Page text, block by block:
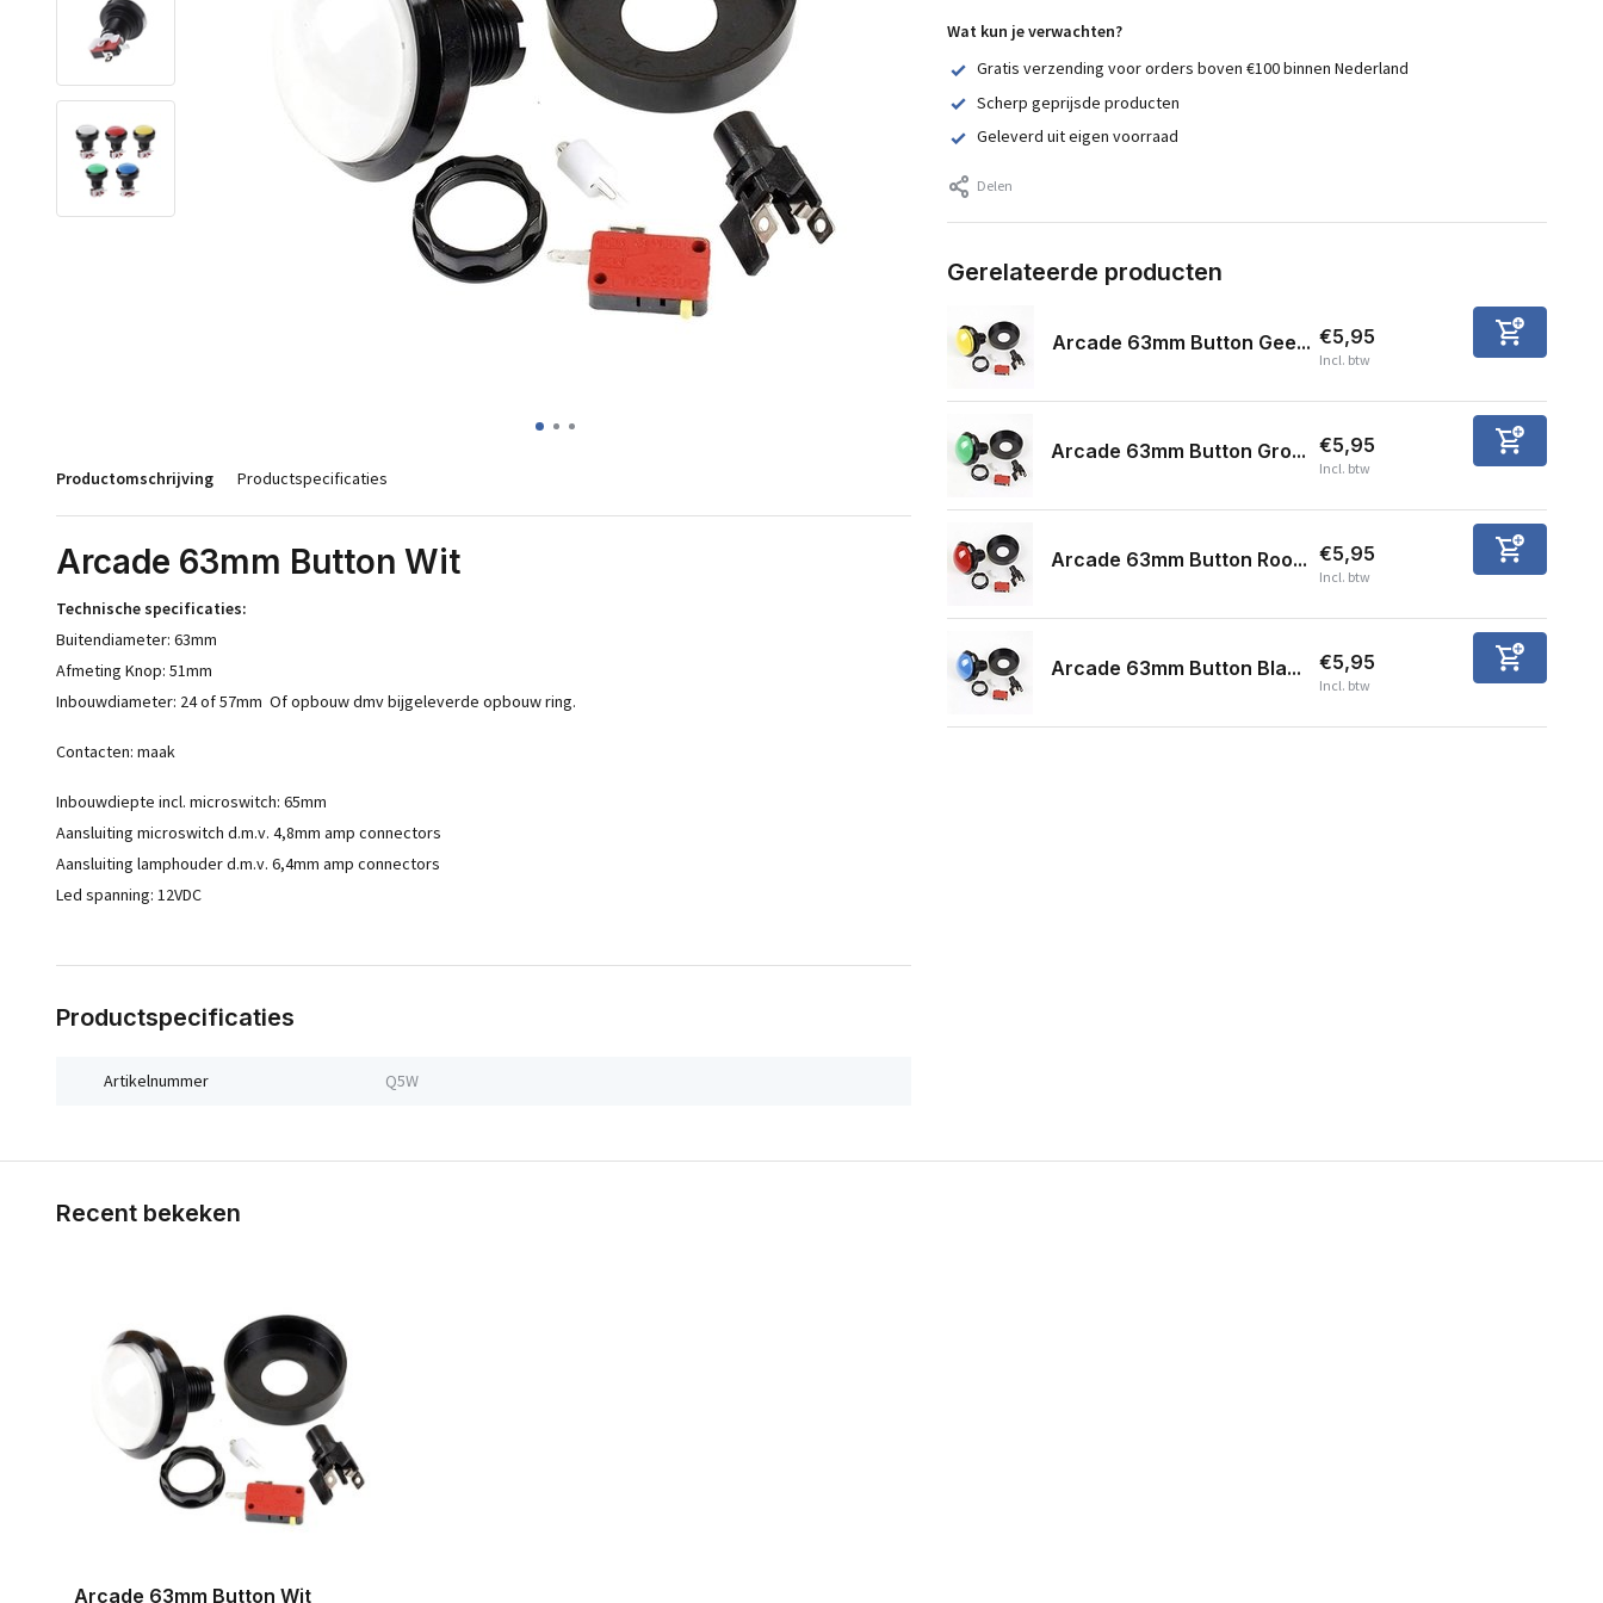
Productomschrijving Productspecificaties
Arcade 63mm Button Wit
Technische specificaties:
Buitendiameter: 63mm
Afmeting Knop: 51mm
Inbouwdiameter: 24 of 57mm Of opbouw dmv bijgeleverde opbouw ring.
Contacten: maak
Inbouwdiepte incl. microswitch: 65mm
Aansluiting microswitch d.m.v. 4,8mm amp connectors
Aansluiting lamphouder d.m.v. 6,4mm amp connectors
Led spanning: 12VDC
Productspecificaties
Artikelnummer Q5W
Wat kun je verwachten?
Gratis verzending voor orders boven €100 binnen Nederland
Scherp geprijsde producten
Geleverd uit eigen voorraad
Delen
Gerelateerde producten
Arcade 63mm Button Gee... €5,95
Incl. btw
Arcade 63mm Button Gro... €5,95
Incl. btw
Arcade 63mm Button Roo... €5,95
Incl. btw
Arcade 63mm Button Bla... €5,95
Incl. btw
Recent bekeken
Arcade 63mm Button Wit